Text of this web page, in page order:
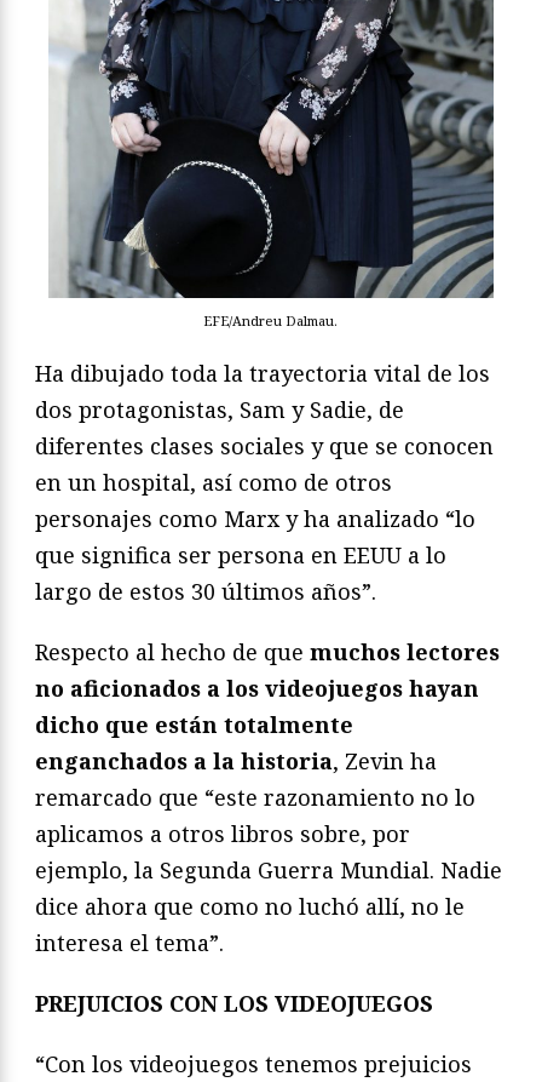
EFE/Andreu Dalmau.
Ha dibujado toda la trayectoria vital de los
dos protagonistas, Sam y Sadie, de
diferentes clases sociales y que se conocen
en un hospital, así como de otros
personajes como Marx y ha analizado “lo
que significa ser persona en EEUU a lo
largo de estos 30 últimos años”.
Respecto al hecho de que muchos lectores
no aficionados a los videojuegos hayan
dicho que están totalmente
enganchados a la historia, Zevin ha
remarcado que “este razonamiento no lo
aplicamos a otros libros sobre, por
ejemplo, la Segunda Guerra Mundial. Nadie
dice ahora que como no luchó allí, no le
interesa el tema”.
PREJUICIOS CON LOS VIDEOJUEGOS
“Con los videojuegos tenemos prejuicios